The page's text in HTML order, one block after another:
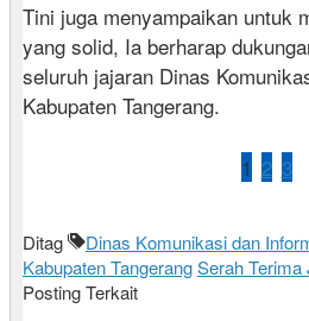
Tini juga menyampaikan untuk
yang solid, Ia berharap
seluruh jajaran Dinas
Kabupaten Tangerang.
1 2 3
Ditag Dinas Komunikasi dan
Kabupaten TangerangSerah Terima
Posting Terkait